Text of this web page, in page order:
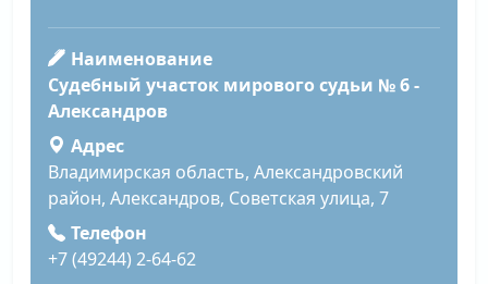
Наименование
Судебный участок мирового судьи № 6 -
Александров
Адрес
Владимирская область, Александровский
район, Александров, Советская улица, 7
Телефон
+7 (49244) 2-64-62